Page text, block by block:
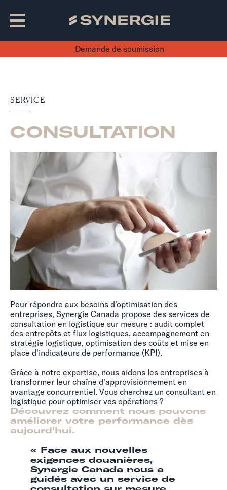
Demande de soumission
SERVICE
CONSULTATION
Pour répondre aux besoins d'optimisation des
entreprises, Synergie Canada propose des services de
consultation en logistique sur mesure : audit complet
des entrepôts et flux logistiques, accompagnement en
stratégie logistique, optimisation des coûts et mise en
place d'indicateurs de performance (KPI).
Grâce à notre expertise, nous aidons les entreprises à
transformer leur chaîne d'approvisionnement en
avantage concurrentiel. Vous cherchez un consultant en
logistique pour optimiser vos opérations ?
Découvrez comment nous pouvons
améliorer votre performance dès
aujourd'hui.
« Face aux nouvelles
exigences douanières,
Synergie Canada nous a
guidés avec un service de